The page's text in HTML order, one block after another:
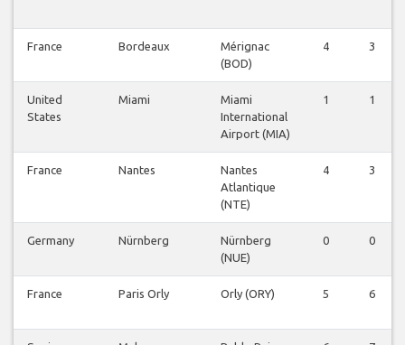
France Bordeaux
Mérignac
(BOD)
4 3
United
States
Miami
Miami
International
Airport (MIA)
1 1
France Nantes
Nantes
Atlantique
(NTE)
4 3
Germany Nürnberg
Nürnberg
(NUE)
0 0
France Paris Orly Orly (ORY) 5 6